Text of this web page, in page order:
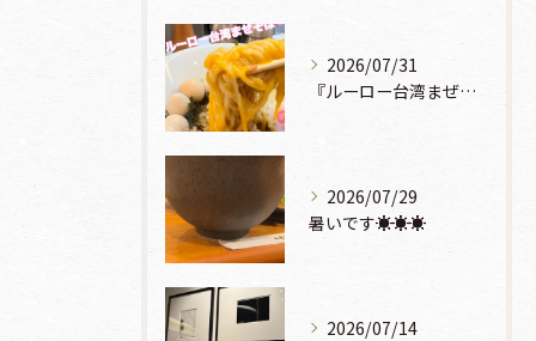
2026/07/31
『ルーロー台湾まぜそば』930円🍜🫧
2026/07/29
暑いです☀️☀️☀️
2026/07/14